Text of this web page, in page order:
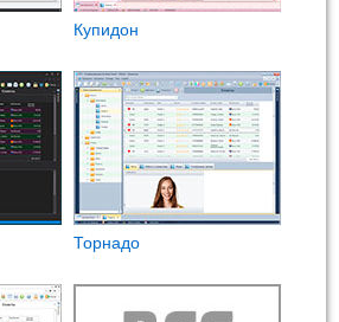
Купидон
Торнадо